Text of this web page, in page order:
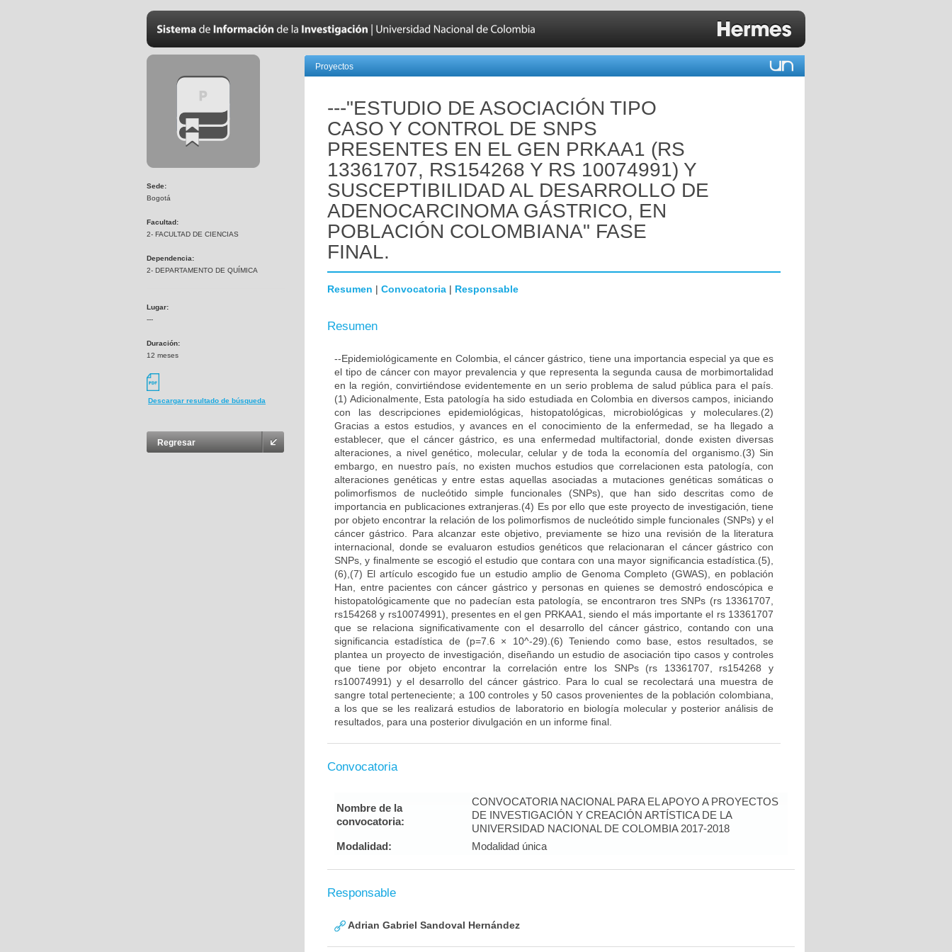
Sede:
Bogotá
Facultad:
2- FACULTAD DE CIENCIAS
Dependencia:
2- DEPARTAMENTO DE QUÍMICA
Lugar:
---
Duración:
12 meses
Descargar resultado de búsqueda
Regresar
Proyectos
---"ESTUDIO DE ASOCIACIÓN TIPO
CASO Y CONTROL DE SNPS
PRESENTES EN EL GEN PRKAA1 (RS
13361707, RS154268 Y RS 10074991) Y
SUSCEPTIBILIDAD AL DESARROLLO DE
ADENOCARCINOMA GÁSTRICO, EN
POBLACIÓN COLOMBIANA" FASE
FINAL.
Resumen | Convocatoria | Responsable
Resumen
--Epidemiológicamente en Colombia, el cáncer gástrico, tiene una importancia especial ya que es
el tipo de cáncer con mayor prevalencia y que representa la segunda causa de morbimortalidad
en la región, convirtiéndose evidentemente en un serio problema de salud pública para el país.
(1) Adicionalmente, Esta patología ha sido estudiada en Colombia en diversos campos, iniciando
con las descripciones epidemiológicas, histopatológicas, microbiológicas y moleculares.(2)
Gracias a estos estudios, y avances en el conocimiento de la enfermedad, se ha llegado a
establecer, que el cáncer gástrico, es una enfermedad multifactorial, donde existen diversas
alteraciones, a nivel genético, molecular, celular y de toda la economía del organismo.(3) Sin
embargo, en nuestro país, no existen muchos estudios que correlacionen esta patología, con
alteraciones genéticas y entre estas aquellas asociadas a mutaciones genéticas somáticas o
polimorfismos de nucleótido simple funcionales (SNPs), que han sido descritas como de
importancia en publicaciones extranjeras.(4) Es por ello que este proyecto de investigación, tiene
por objeto encontrar la relación de los polimorfismos de nucleótido simple funcionales (SNPs) y el
cáncer gástrico. Para alcanzar este objetivo, previamente se hizo una revisión de la literatura
internacional, donde se evaluaron estudios genéticos que relacionaran el cáncer gástrico con
SNPs, y finalmente se escogió el estudio que contara con una mayor significancia estadística.(5),
(6),(7) El artículo escogido fue un estudio amplio de Genoma Completo (GWAS), en población
Han, entre pacientes con cáncer gástrico y personas en quienes se demostró endoscópica e
histopatológicamente que no padecían esta patología, se encontraron tres SNPs (rs 13361707,
rs154268 y rs10074991), presentes en el gen PRKAA1, siendo el más importante el rs 13361707
que se relaciona significativamente con el desarrollo del cáncer gástrico, contando con una
significancia estadística de (p=7.6 × 10^-29).(6) Teniendo como base, estos resultados, se
plantea un proyecto de investigación, diseñando un estudio de asociación tipo casos y controles
que tiene por objeto encontrar la correlación entre los SNPs (rs 13361707, rs154268 y
rs10074991) y el desarrollo del cáncer gástrico. Para lo cual se recolectará una muestra de
sangre total perteneciente; a 100 controles y 50 casos provenientes de la población colombiana,
a los que se les realizará estudios de laboratorio en biología molecular y posterior análisis de
resultados, para una posterior divulgación en un informe final.
Convocatoria
Nombre de la
convocatoria:
CONVOCATORIA NACIONAL PARA EL APOYO A PROYECTOS
DE INVESTIGACIÓN Y CREACIÓN ARTÍSTICA DE LA
UNIVERSIDAD NACIONAL DE COLOMBIA 2017-2018
Modalidad:
Modalidad única
Responsable
Adrian Gabriel Sandoval Hernández